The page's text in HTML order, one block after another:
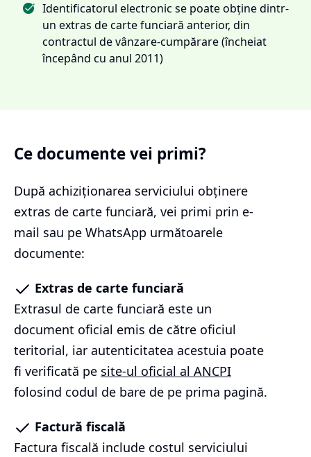
Identificatorul electronic se poate obține dintr-
un extras de carte funciară anterior, din
contractul de vânzare-cumpărare (încheiat
începând cu anul 2011)
Ce documente vei primi?
După achiziționarea serviciului obținere
extras de carte funciară, vei primi prin e-
mail sau pe WhatsApp următoarele
documente:
Extras de carte funciară
Extrasul de carte funciară este un
document oficial emis de către oficiul
teritorial, iar autenticitatea acestuia poate
fi verificată pe site-ul oficial al ANCPI
folosind codul de bare de pe prima pagină.
Factură fiscală
Factura fiscală include costul serviciului